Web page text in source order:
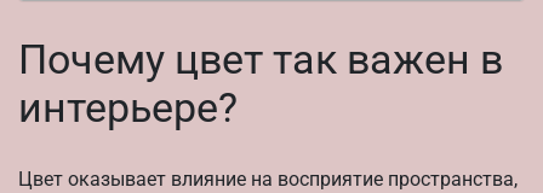
Почему цвет так важен в
интерьере?
Цвет оказывает влияние на восприятие пространства,